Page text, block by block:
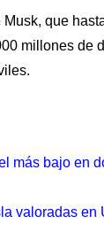
que
millones de
más bajo en
valoradas en